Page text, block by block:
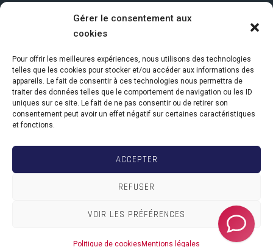
Gérer le consentement aux
cookies
Pour offrir les meilleures expériences, nous utilisons des technologies
telles que les cookies pour stocker et/ou accéder aux informations des
appareils. Le fait de consentir à ces technologies nous permettra de
traiter des données telles que le comportement de navigation ou les ID
uniques sur ce site. Le fait de ne pas consentir ou de retirer son
consentement peut avoir un effet négatif sur certaines caractéristiques
et fonctions.
ACCEPTER
REFUSER
VOIR LES PRÉFÉRENCES
Politique de cookies Mentions légales
Nous localiser
18 avenue de la Jonchère
78170 La Celle-Saint-Cloud
, All Rights Reserved.